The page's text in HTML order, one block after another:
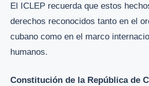
El ICLEP recuerda que estos
derechos reconocidos tanto en el
cubano como en el marco
humanos.
Constitución de la República de